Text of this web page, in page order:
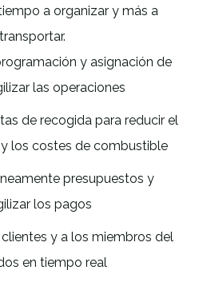
a organizar y más a
transportar.
y asignación de
las operaciones
de recogida para reducir el
los costes de combustible
presupuestos y
los pagos
y a los miembros del
en tiempo real